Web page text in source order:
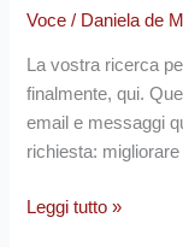
Voce / Daniela de
La vostra ricerca
finalmente, qui.
email e messaggi
richiesta:
Guida
un
Esperto
Voice
Coach
prima)
Leggi tutto »